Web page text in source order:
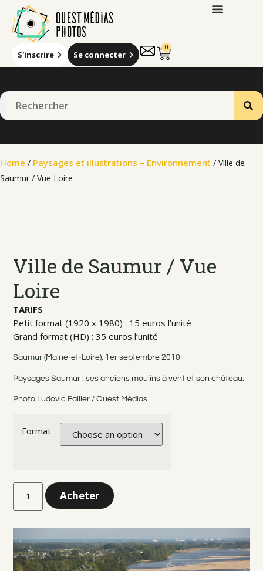
S'inscrire Se connecter
0
Home / Paysages et illustrations – Environnement / Ville de
Saumur / Vue Loire
Ville de Saumur / Vue
Loire
TARIFS
Petit format (1920 x 1980) : 15 euros l’unité
Grand format (HD) : 35 euros l’unité
Saumur (Maine-et-Loire), 1er septembre 2010
Paysages Saumur : ses anciens moulins à vent et son château.
Photo Ludovic Failler / Ouest Médias
Format
Acheter